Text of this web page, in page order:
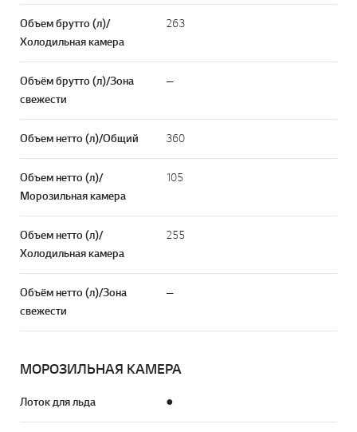
Объем брутто (л)/
Холодильная камера
263
Объём брутто (л)/Зона
свежести
—
Объем нетто (л)/Общий 360
Объем нетто (л)/
Морозильная камера
105
Объем нетто (л)/
Холодильная камера
255
Объём нетто (л)/Зона
свежести
—
МОРОЗИЛЬНАЯ КАМЕРА
Лоток для льда ●